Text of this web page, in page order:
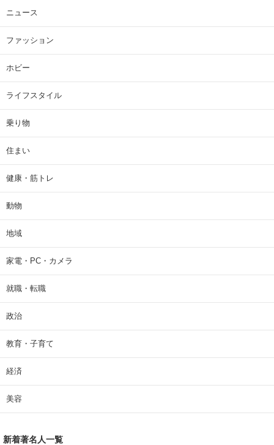
ニュース
ファッション
ホビー
ライフスタイル
乗り物
住まい
健康・筋トレ
動物
地域
家電・PC・カメラ
就職・転職
政治
教育・子育て
経済
美容
新着著名人一覧